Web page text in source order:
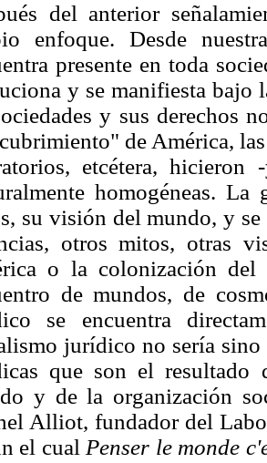
del anterior
enfoque. Desde
presente en toda
y se manifiesta bajo
y sus derechos
de América,
etcétera, hicieron
homogéneas. La
su visión del mundo, y se
otros mitos, otras
o la colonización
de mundos, de
se encuentra
jurídico no sería sino
que son el resultado
y de la organización
Alliot, fundador del
el cual Penser le monde